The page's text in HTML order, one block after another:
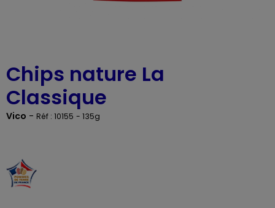
Chips nature La
Classique
Vico - Réf : 10155 - 135g